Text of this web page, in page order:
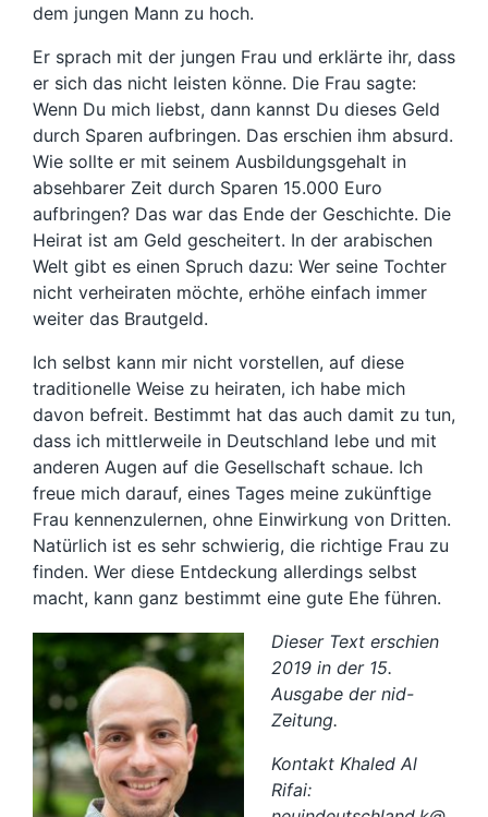
dem jungen Mann zu hoch.
Er sprach mit der jungen Frau und erklärte ihr, dass
er sich das nicht leisten könne. Die Frau sagte:
Wenn Du mich liebst, dann kannst Du dieses Geld
durch Sparen aufbringen. Das erschien ihm absurd.
Wie sollte er mit seinem Ausbildungsgehalt in
absehbarer Zeit durch Sparen 15.000 Euro
aufbringen? Das war das Ende der Geschichte. Die
Heirat ist am Geld gescheitert. In der arabischen
Welt gibt es einen Spruch dazu: Wer seine Tochter
nicht verheiraten möchte, erhöhe einfach immer
weiter das Brautgeld.
Ich selbst kann mir nicht vorstellen, auf diese
traditionelle Weise zu heiraten, ich habe mich
davon befreit. Bestimmt hat das auch damit zu tun,
dass ich mittlerweile in Deutschland lebe und mit
anderen Augen auf die Gesellschaft schaue. Ich
freue mich darauf, eines Tages meine zukünftige
Frau kennenzulernen, ohne Einwirkung von Dritten.
Natürlich ist es sehr schwierig, die richtige Frau zu
finden. Wer diese Entdeckung allerdings selbst
macht, kann ganz bestimmt eine gute Ehe führen.
Dieser Text erschien
2019 in der 15.
Ausgabe der nid-
Zeitung.
Kontakt Khaled Al
Rifai: